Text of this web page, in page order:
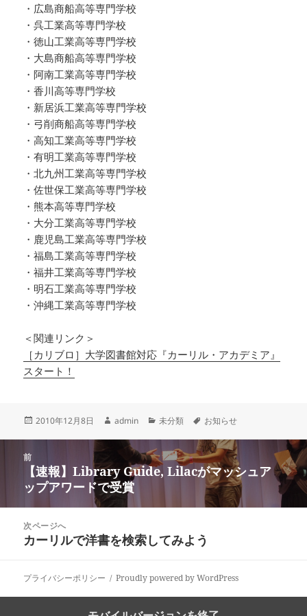
・広島商船高等専門学校
・呉工業高等専門学校
・徳山工業高等専門学校
・大島商船高等専門学校
・阿南工業高等専門学校
・香川高等専門学校
・新居浜工業高等専門学校
・弓削商船高等専門学校
・高知工業高等専門学校
・有明工業高等専門学校
・北九州工業高等専門学校
・佐世保工業高等専門学校
・熊本高等専門学校
・大分工業高等専門学校
・鹿児島工業高等専門学校
・福島工業高等専門学校
・福井工業高等専門学校
・明石工業高等専門学校
・沖縄工業高等専門学校
＜関連リンク＞
［カリブロ］大学図書館対応『カーリル・アカデミア』
スタート！
投
2010年12月8日
作
admin
カ
リ
ー
未分類
タ
お知らせ
前
前
の
投
稿:
【速報】Library Guide, Lilacがマッシュア
ップアワードで受賞
次ページへ
次
投
カーリルで洋書を検索してみよう
プライバシーポリシー Proudly powered by WordPress